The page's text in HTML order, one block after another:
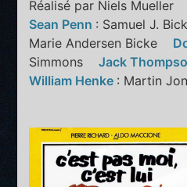
Réalisé par Niels Mueller
Sean Penn : Samuel J.
Marie Andersen Bicke
SimmonsJack
William Henke : Martin